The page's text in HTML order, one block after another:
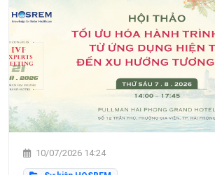
10/07/2026 14:24